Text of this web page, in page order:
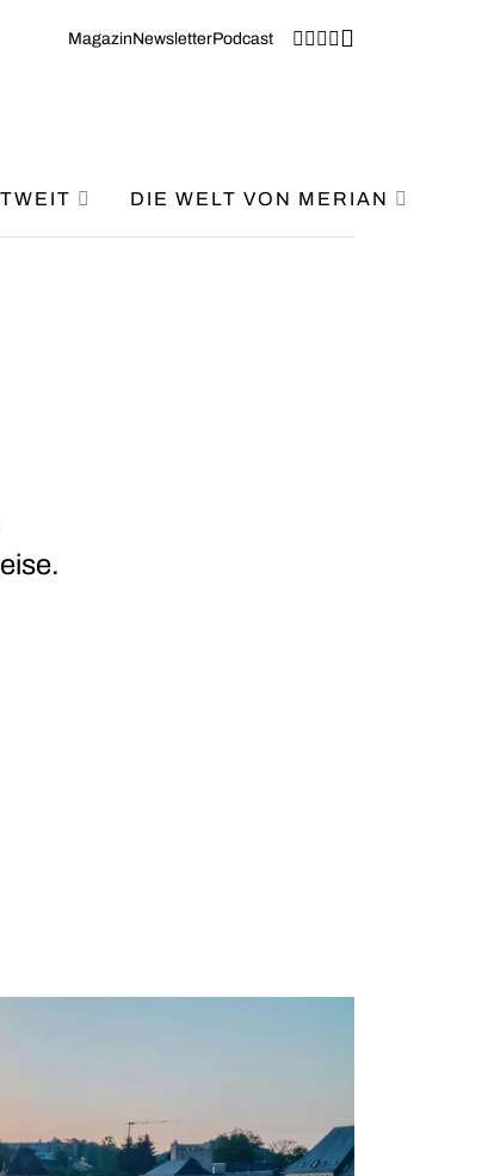
MagazinNewsletterPodcast
DIE WELT VON MERIAN